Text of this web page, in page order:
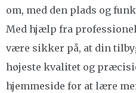
om, med den plads og
Med hjælp fra
være sikker på, at din
højeste kvalitet og
hjemmeside for at lære